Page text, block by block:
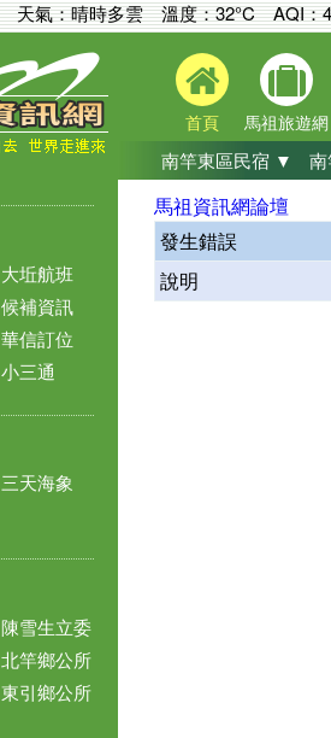
天氣：晴時多雲 溫度：32°CAQI：
首頁 馬祖旅遊網
南竿東區民宿 ▼
大坵航班
候補資訊
華信訂位
小三通
三天海象
陳雪生立委
北竿鄉公所
東引鄉公所
馬祖資訊網論壇
發生錯誤
說明